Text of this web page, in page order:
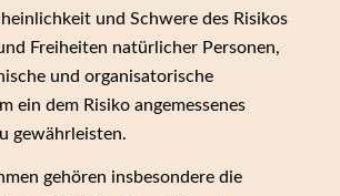
und Schwere des Risikos
Freiheiten natürlicher Personen,
und organisatorische
ein dem Risiko angemessenes
gewährleisten.
gehören insbesondere die